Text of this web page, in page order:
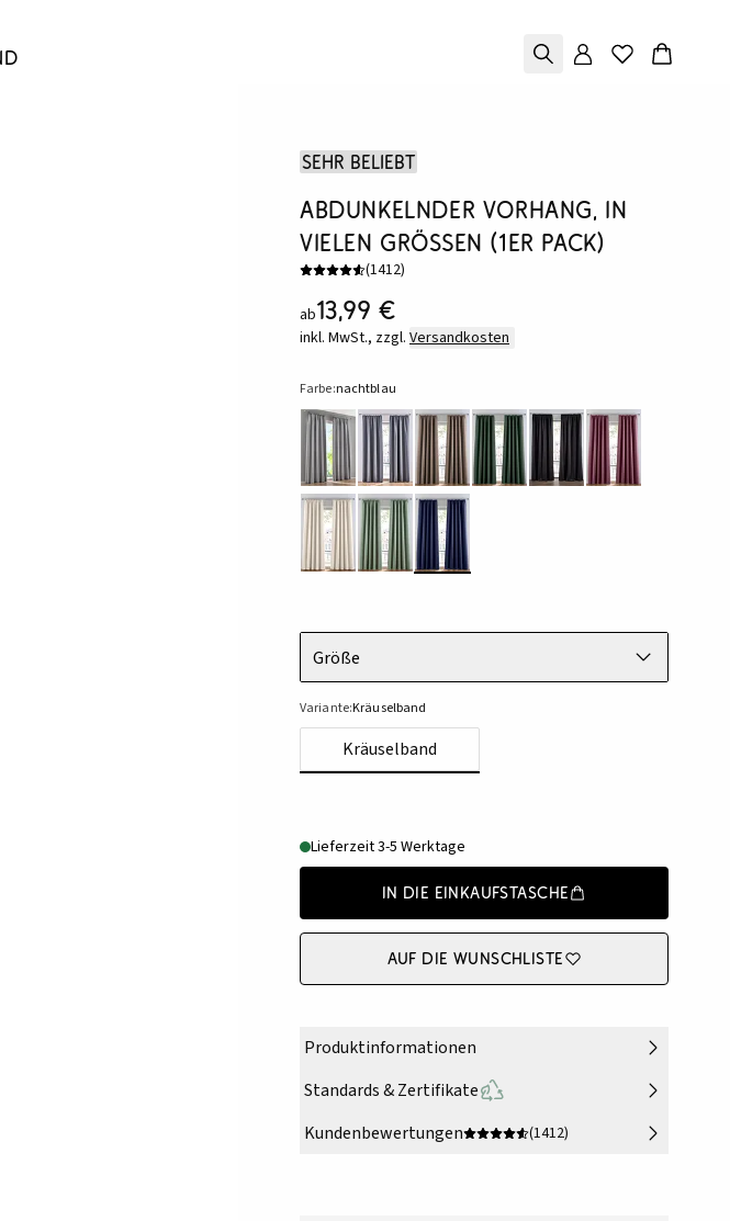
Sehr beliebt
Abdunkelnder Vorhang, in
vielen Größen (1er Pack)
(1412)
ab13,99 €
inkl. MwSt., zzgl. Versandkosten
Farbe:nachtblau
Größe
Variante:Kräuselband
Kräuselband
Lieferzeit 3-5 Werktage
In die Einkaufstasche
Auf die Wunschliste
Produktinformationen
Standards & Zertifikate
Kundenbewertungen
(1412)